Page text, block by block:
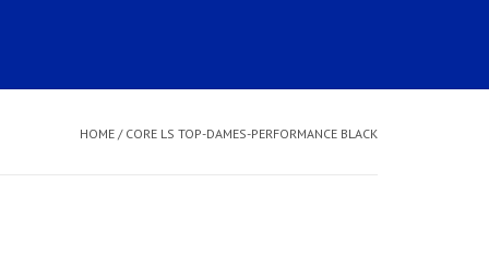
HOME / CORE LS TOP-DAMES-PERFORMANCE BLACK